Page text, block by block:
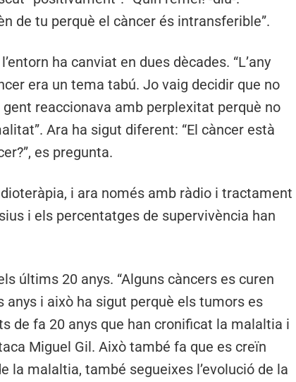
de tu perquè el càncer és intransferible”.
ha canviat en dues dècades. “L’any
era un tema tabú. Jo vaig decidir que no
reaccionava amb perplexitat perquè no
Ara ha sigut diferent: “El càncer està
es pregunta.
i ara només amb ràdio i tractament
i els percentatges de supervivència han
últims 20 anys. “Alguns càncers es curen
i això ha sigut perquè els tumors es
de fa 20 anys que han cronificat la malaltia i
Miguel Gil. Això també fa que es creïn
la malaltia, també segueixes l’evolució de la